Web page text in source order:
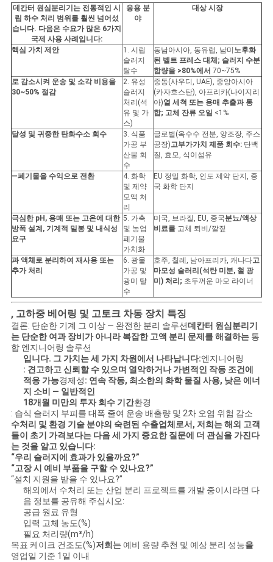
데칸터 원심분리기는 전통적인 시
립 하수 처리 범위를 훨씬 넘어섰
습니다. 다음은 수요가 많은 6가지
국제 사용 사례입니다:
응용 분
야
대상 시장
핵심 가치 제안
1. 시립
슬러지
탈수
동남아시아, 동유럽, 남미 노후화
된 벨트 프레스 대체; 슬러지 수분
함량을 >80%에서 70~75%
로 감소시켜 운송 및 소각 비용을
30~50% 절감
2. 유성
슬러지
처리(석
유 및 가
스)
중동(사우디, UAE), 중앙아시아
(카자흐스탄), 아프리카(나이지리
아)열 세척 또는 용매 추출과 통
합; 고체 잔류 오일 <1%
달성 및 귀중한 탄화수소 회수
3. 식품
가공 부
산물 회
수
글로벌(옥수수 전분, 양조장, 주스
공장)고부가가치 제품 회수: 단백
질, 효모, 식이섬유
—폐기물을 수익으로 전환
4. 화학
및 제약
모액 처
리
EU 정밀 화학, 인도 제약 단지, 중
국 화학 단지
극심한 pH, 용매 또는 고온에 대한
방폭 설계, 기계적 밀봉 및 내식성
요구
5. 가축
및 농업
폐기물
가치화
미국, 브라질, EU, 중국분뇨/액상
비료를 고체 퇴비/깔짚
과 액체로 분리하여 재사용 또는
추가 처리
6. 광물
가공 및
광미 탈
수
호주, 칠레, 남아프리카, 캐나다고
마모성 슬러리(석탄 미분, 철 광
미) 처리; 초두꺼운 마모 라이너
, 고하중 베어링 및 고토크 차동 장치 특징
결론: 단순한 기계 그 이상 — 완전한 분리 솔루션데칸터 원심분리기
는 단순한 여과 장비가 아니라 복잡한 고액 분리 문제를 해결하는 통
합 엔지니어링 솔루션
입니다. 그 가치는 세 가지 차원에서 나타납니다:엔지니어링
: 견고하고 신뢰할 수 있으며 열악하거나 가변적인 작동 조건에
적응 가능경제성: 연속 작동, 최소한의 화학 물질 사용, 낮은 에너
지 소비 — 일반적인
18개월 미만의 투자 회수 기간환경
: 습식 슬러지 부피를 대폭 줄여 운송 배출량 및 2차 오염 위험 감소
수처리 및 환경 기술 분야의 숙련된 수출업체로서, 저희는 해외 고객
들이 초기 가격보다는 다음 세 가지 중요한 질문에 더 관심을 가진다
는 것을 알고 있습니다:
“우리 슬러지에 효과가 있을까요?”
“고장 시 예비 부품을 구할 수 있나요?”
“설치 지원을 받을 수 있나요?”
해외에서 수처리 또는 산업 분리 프로젝트를 개발 중이시라면 다
음 정보를 공유해 주십시오:
공급 원료 유형
입력 고체 농도(%)
필요 처리량(m³/h)
목표 케이크 건조도(%)저희는예비 용량 추천 및 예상 분리 성능을
영업일 기준 1일 이내